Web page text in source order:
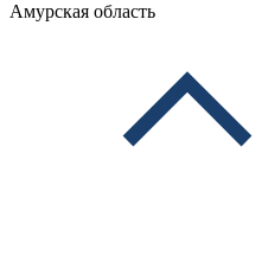
Амурская область